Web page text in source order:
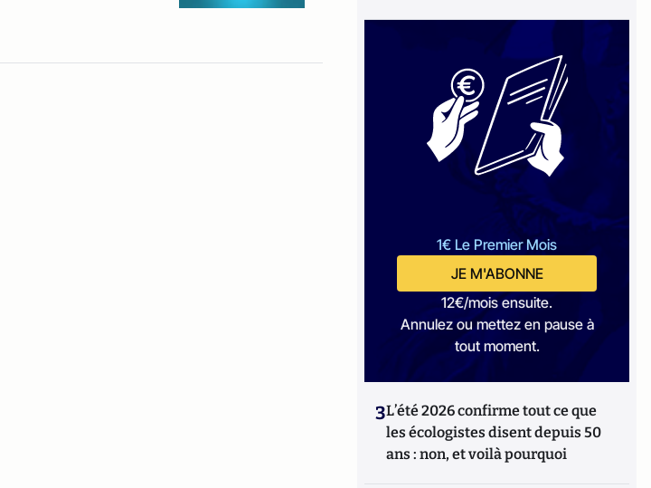
1€ Le Premier Mois
JE M'ABONNE
12€/mois ensuite.
Annulez ou mettez en pause à
tout moment.
3L’été 2026 confirme tout ce que
les écologistes disent depuis 50
ans : non, et voilà pourquoi